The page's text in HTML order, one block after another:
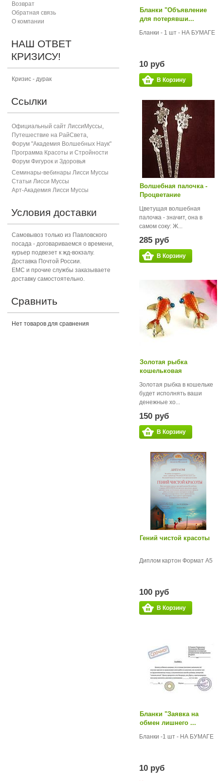
Бланки "Объявление
для потерявши...
Бланки - 1 шт - НА БУМАГЕ
10 руб
В Корзину
Волшебная палочка -
Процветание
Цветущая волшебная
палочка - значит, она в
самом соку: Ж...
285 руб
В Корзину
Золотая рыбка
кошельковая
Золотая рыбка в кошельке
будет исполнять ваши
денежные хо...
150 руб
В Корзину
Гений чистой красоты
Диплом картон Формат А5
100 руб
В Корзину
Бланки "Заявка на
обмен лишнего ...
Бланки -1 шт - НА БУМАГЕ
10 руб
Возврат
Обратная связь
О компании
НАШ ОТВЕТ
КРИЗИСУ!
Кризис - дурак
Ссылки
Официальный сайт ЛиссиМуссы,
Путешествие на РайСвета,
Форум "Академия Волшебных Наук"
Программа Красоты и Стройности
Форум Фигурок и Здоровья
Семинары-вебинары Лисси Муссы
Статьи Лисси Муссы
Арт-Академия Лисси Муссы
Условия доставки
Самовывоз только из Павловского
посада - договариваемся о времени,
курьер подвезет к жд-вокзалу.
Доставка Почтой России.
ЕМС и прочие службы заказываете
доставку самостоятельно.
Сравнить
Нет товаров для сравнения